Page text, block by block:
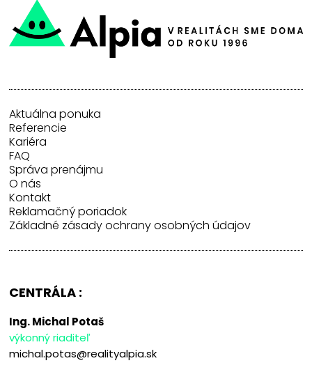
Aktuálna ponuka
Referencie
Kariéra
FAQ
Správa prenájmu
O nás
Kontakt
Reklamačný poriadok
Základné zásady ochrany osobných údajov
CENTRÁLA :
Ing. Michal Potaš
výkonný riaditeľ
michal.potas@realityalpia.sk